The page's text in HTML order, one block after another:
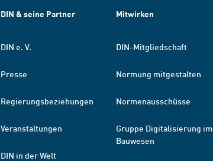
DIN & seine Partner
DIN e. V.
Presse
Regierungsbeziehungen
Veranstaltungen
DIN in der Welt
Mitwirken
DIN-Mitgliedschaft
Normung mitgestalten
Normenausschüsse
Gruppe Digitalisierung im
Bauwesen